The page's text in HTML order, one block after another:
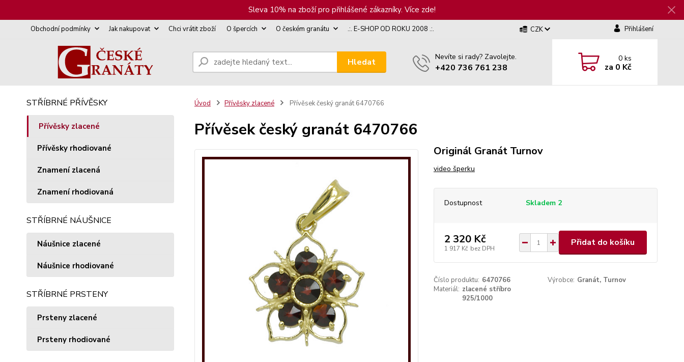
Sleva 10% na zboží pro přihlášené zákazníky. Více zde!
Obchodní podmínky Jak nakupovat Chci vrátit zboží O špercích O českém granátu .:. E-SHOP OD ROKU 2008 .:. CZK Přihlášení
Hledat Nevíte si rady? Zavolejte.
+420 736 761 238
0ks
za 0 Kč
STŘÍBRNÉ PŘÍVĚSKY
Přívěsky zlacené
Přívěsky rhodiované
Znamení zlacená
Znamení rhodiovaná
STŘÍBRNÉ NÁUŠNICE
Náušnice zlacené
Náušnice rhodiované
STŘÍBRNÉ PRSTENY
Prsteny zlacené
Prsteny rhodiované
Úvod Přívěsky zlacené Přívěsek český granát 6470766
Přívěsek český granát 6470766
Originál Granát Turnov
video šperku
Dostupnost Skladem 2
2 320 Kč
1 917 Kč bez DPH
Přidat do košíku
Číslo produktu: 6470766 Výrobce: Granát, Turnov
Materiál: zlacené stříbro
925/1000